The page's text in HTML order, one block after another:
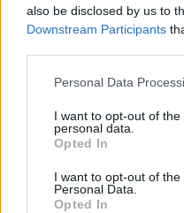
also be disclosed by us to
Downstream Participants
Personal Data
I want to opt-out of
personal data.
Opted In
I want to opt-out of the
Personal Data.
Opted In